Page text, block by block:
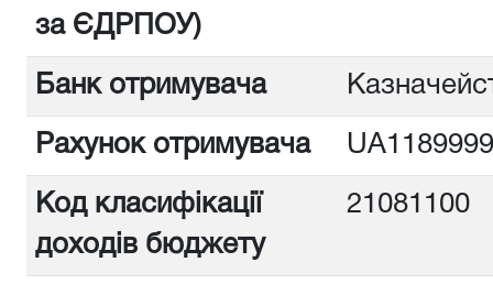
за ЄДРПОУ)
Банк отримувача
Рахунок отримувача
Код класифікації
доходів бюджету
21081100